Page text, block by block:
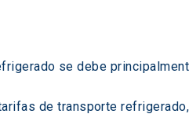
se debe
de transporte